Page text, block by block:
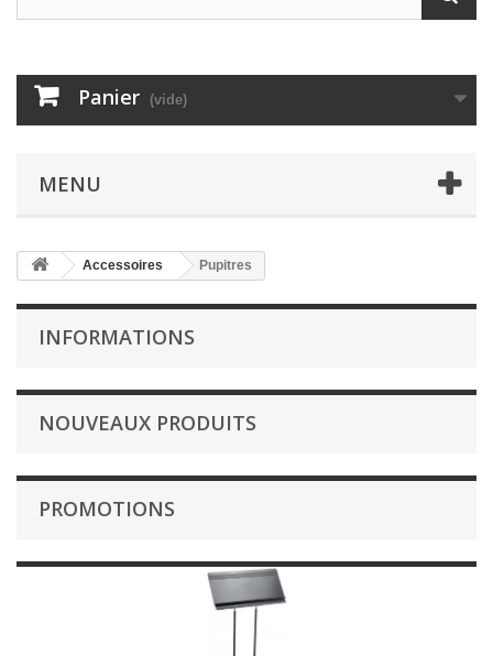
Panier (vide)
MENU
Accessoires Pupitres
INFORMATIONS
NOUVEAUX PRODUITS
PROMOTIONS